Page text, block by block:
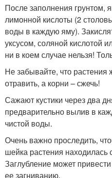
После заполнения грунтом,
лимонной кислоты (2
воды в каждую яму).
уксусом, соляной кислотой
ни в коем случае нельзя!
Не забывайте, что
отравить, а корни – сжечь!
Сажают кустики через два
предварительно вылив в
чистой воды.
Очень важно проследить,
шейка растения находилась
Заглубление может привести
ее загниванию.